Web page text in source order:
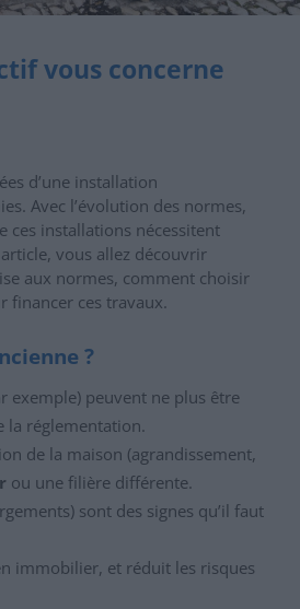
vous concerne
d’une installation
Avec l’évolution des normes,
ces installations nécessitent
vous allez découvrir
aux normes, comment choisir
financer ces travaux.
?
exemple) peuvent ne plus être
la réglementation.
de la maison (agrandissement,
ou une filière différente.
sont des signes qu’il faut
immobilier, et réduit les risques